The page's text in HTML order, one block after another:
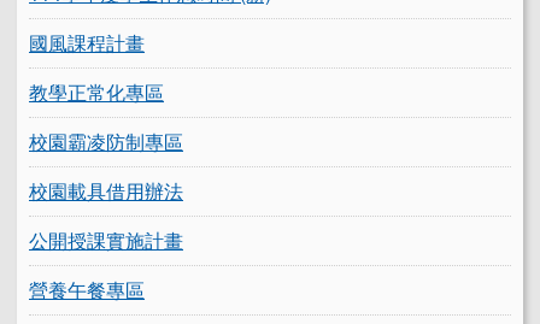
國風課程計畫
教學正常化專區
校園霸凌防制專區
校園載具借用辦法
公開授課實施計畫
營養午餐專區